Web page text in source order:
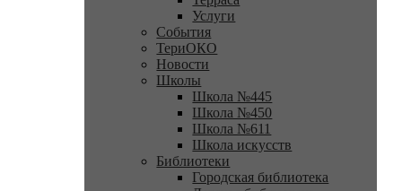
Услуги
События
ТериОКО
Новости
Школы
Школа №445
Школа №450
Школа №611
Школа искусств
Библиотеки
Городская библиотека